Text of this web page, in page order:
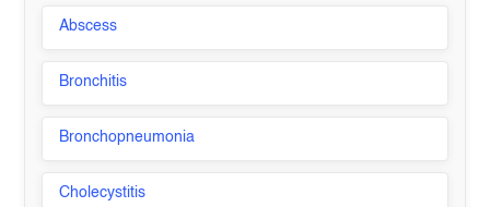
Abscess
Bronchitis
Bronchopneumonia
Cholecystitis